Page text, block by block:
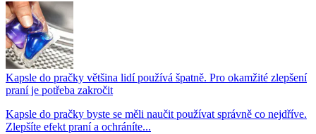
Kapsle do pračky většina lidí používá špatně. Pro okamžité zlepšení
praní je potřeba zakročit
Kapsle do pračky byste se měli naučit používat správně co nejdříve.
Zlepšíte efekt praní a ochráníte...